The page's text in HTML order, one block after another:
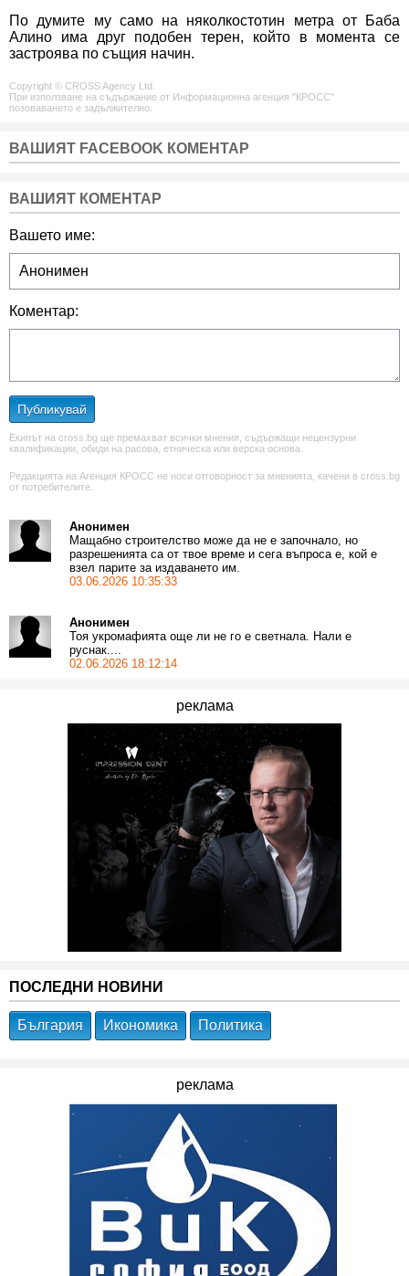
По думите му само на няколкостотин метра от Баба
Алино има друг подобен терен, който в момента се
застроява по същия начин.
Copyright © CROSS Agency Ltd.
При използване на съдържание от Информационна агенция "КРОСС"
позоваването е задължително.
ВАШИЯТ FACEBOOK КОМЕНТАР
ВАШИЯТ КОМЕНТАР
Вашето име:
Коментар:
Публикувай
Екипът на cross.bg ще премахват всички мнения, съдържащи нецензурни
квалификации, обиди на расова, етническа или верска основа.
Редакцията на Агенция КРОСС не носи отговорност за мненията, качени в cross.bg
от потребителите.
Анонимен
Мащабно строителство може да не е започнало, но
разрешенията са от твое време и сега въпроса е, кой е
взел парите за издаването им.
03.06.2026 10:35:33
Анонимен
Тоя укромафията още ли не го е светнала. Нали е
руснак....
02.06.2026 18:12:14
реклама
ПОСЛЕДНИ НОВИНИ
България Икономика Политика
реклама